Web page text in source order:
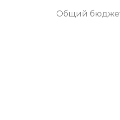
Общий